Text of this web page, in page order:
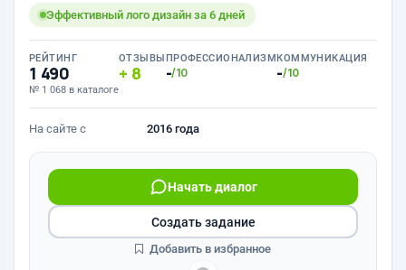
Эффективный лого дизайн за 6 дней
РЕЙТИНГ
1 490
№ 1 068 в каталоге
ОТЗЫВЫ
8
ПРОФЕССИОНАЛИЗМ
-/10
КОММУНИКАЦИЯ
-/10
На сайте с 2016 года
Начать диалог
Создать задание
Добавить в избранное